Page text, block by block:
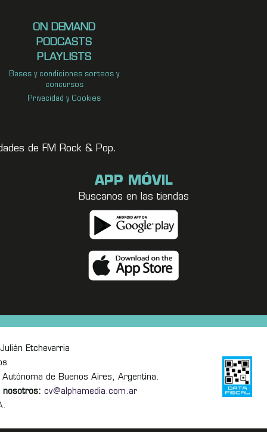
ON DEMAND
PODCASTS
PLAYLISTS
Bases y condiciones sorteos y
concursos
Privacidad y Cookies
de FM Rock & Pop.
APP MÓVIL
Buscanos en las tiendas
Julián Etchevarria
de Buenos Aires, Argentina.
nosotros: cv@alphamedia.com.ar